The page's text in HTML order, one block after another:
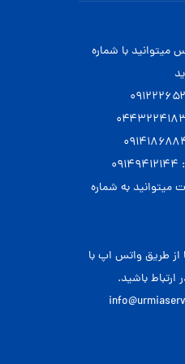
میتوانید با شماره
میتوانید به شماره
از طریق واتس اپ با
ارتباط باشید.